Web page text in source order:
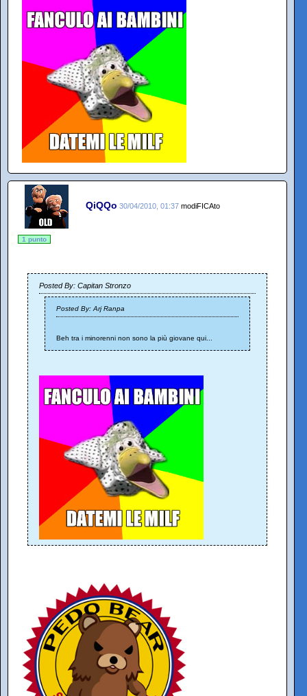
QiQQo 30/04/2010, 01:37 modiFICAto
1 punto
Posted By: Capitan Stronzo
Posted By: Arj Ranpa
Beh tra i minorenni non sono la più giovane qui...